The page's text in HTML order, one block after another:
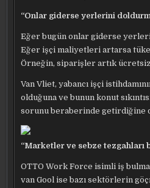
“Onlar giderse yerlerini
Eğer bugün onlar giderse
Eğer işçi maliyetleri artarsa
Örneğin, siparişler artık
Van Vliet, yabancı işçi
olduğuna ve bunun konut
sorunu beraberinde getirdiğine
“Marketler ve sebze tezgahları
OTTO Work Force isimli iş
van Gool ise bazı sektörlerin